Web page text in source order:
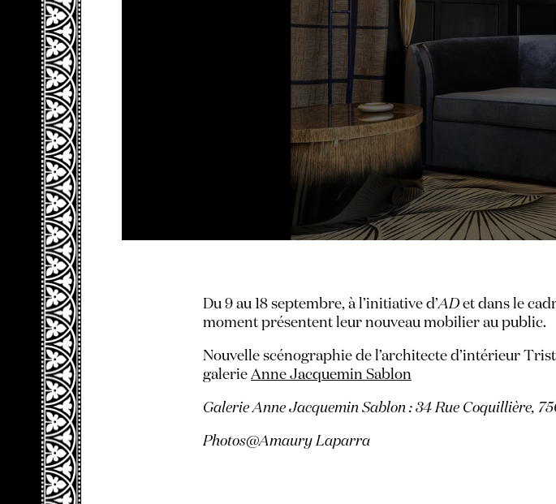
Du 9 au 18 septembre, à l’initiative d’AD et dans le
moment présentent leur nouveau mobilier au public.
Nouvelle scénographie de l’architecte d’intérieur
galerie Anne Jacquemin Sablon
Galerie Anne Jacquemin Sablon : 34 Rue Coquillière,
Photos@Amaury Laparra